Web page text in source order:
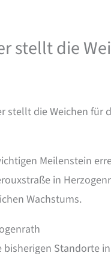
stellt die
stellt die Weichen für
Meilenstein
in
Wachstums.
bisherigen Standorte